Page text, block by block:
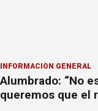
INFORMACION GENERAL
Alumbrado: “No
queremos que el